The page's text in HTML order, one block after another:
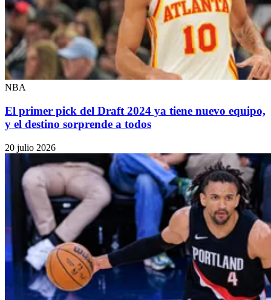
NBA
El primer pick del Draft 2024 ya tiene nuevo equipo,
y el destino sorprende a todos
20 julio 2026